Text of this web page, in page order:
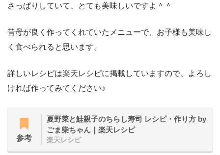
さっぱりしていて、とても美味しいですよ＾＾
昔母が良く作ってくれていたメニューで、お子様も美味し
く食べられると思います。
詳しいレシピは楽天レシピに掲載していますので、よろし
ければ作ってみてください♪
参考
夏野菜と鮭親子のちらし寿司 レシピ・作り方 by
ごま柴ちゃん｜楽天レシピ
楽天レシピ